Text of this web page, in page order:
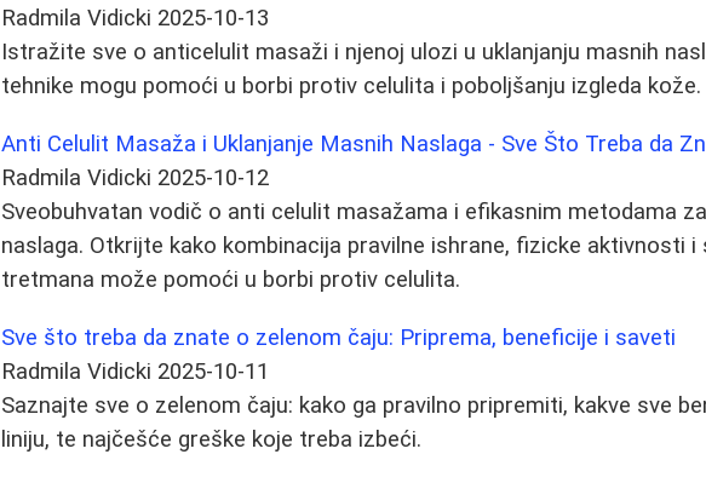
Radmila Vidicki 2025-10-13
Istražite sve o anticelulit masaži i njenoj ulozi u uklanjanju masnih
tehnike mogu pomoći u borbi protiv celulita i poboljšanju izgleda kože.
Anti Celulit Masaža i Uklanjanje Masnih Naslaga - Sve Što Treba da
Radmila Vidicki 2025-10-12
Sveobuhvatan vodič o anti celulit masažama i efikasnim metodama
naslaga. Otkrijte kako kombinacija pravilne ishrane, fizicke aktivnosti i
tretmana može pomoći u borbi protiv celulita.
Sve što treba da znate o zelenom čaju: Priprema, beneficije i saveti
Radmila Vidicki 2025-10-11
Saznajte sve o zelenom čaju: kako ga pravilno pripremiti, kakve sve
liniju, te najčešće greške koje treba izbeći.